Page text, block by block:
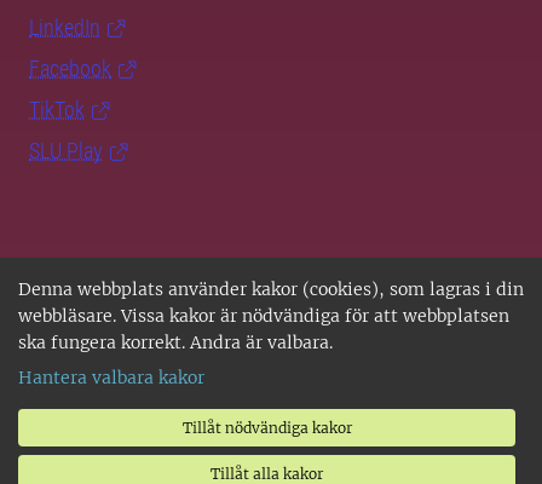
Denna webbplats använder kakor (cookies), som lagras i din
webbläsare. Vissa kakor är nödvändiga för att webbplatsen
ska fungera korrekt. Andra är valbara.
Hantera valbara kakor
Tillåt nödvändiga kakor
Tillåt alla kakor
LinkedIn
Facebook
TikTok
SLU Play
SLU, Sveriges lantbruksuniversitet, har verksamhet över